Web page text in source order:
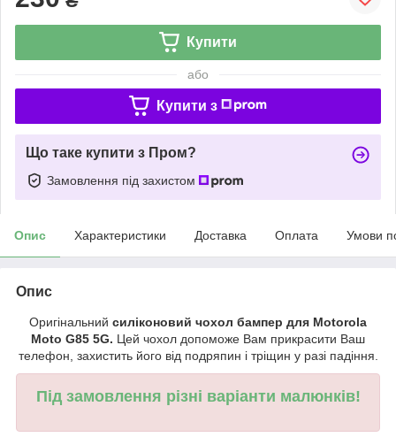
Купити
або
Купити з
Що таке купити з Пром?
Замовлення під захистом
Опис Характеристики Доставка Оплата Умови
Опис
Оригінальний силіконовий чохол бампер для Motorola
Moto G85 5G. Цей чохол допоможе Вам прикрасити Ваш
телефон, захистить його від подряпин і тріщин у разі падіння.
Під замовлення різні варіанти малюнків!